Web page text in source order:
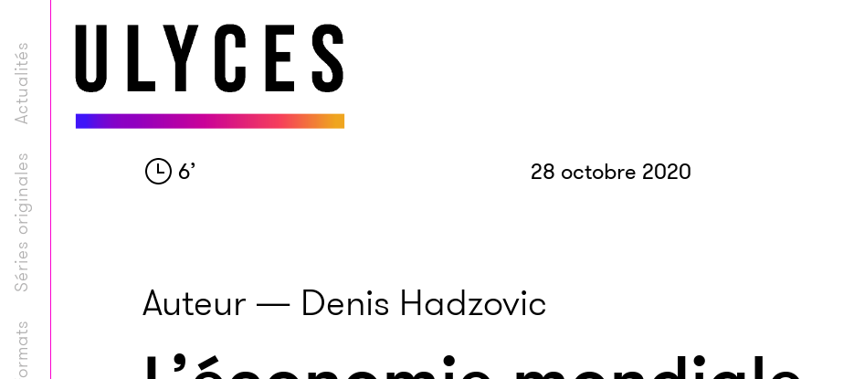
Séries originales
Actualités
6’ 28 octobre 2020
Auteur — Denis Hadzovic